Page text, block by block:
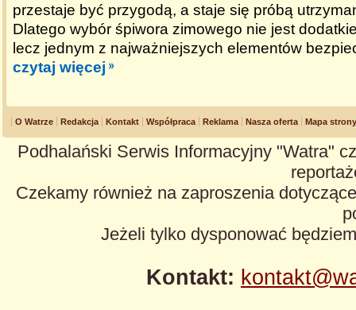
przestaje być przygodą, a staje się próbą
Dlatego wybór śpiwora zimowego nie jest
lecz jednym z najważniejszych elementów
czytaj więcej
O Watrze Redakcja Kontakt Współpraca Reklama Nasza oferta Mapa strony
Podhalański Serwis Informacyjny "Watra"
Czekamy również na zaproszenia
Jeżeli tylko dysponować
Kontakt: